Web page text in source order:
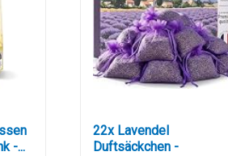
-...
22x Lavendel
Duftsäckchen -